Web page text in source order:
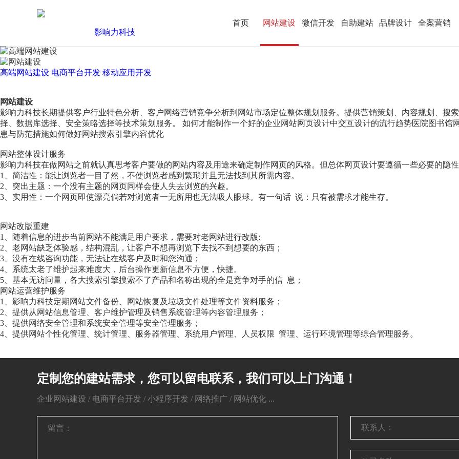
首页 网站建设 微信开发 自助建站 品牌设计 全案营销
高端网站建设 电商平台开发 移动应用开发
网站建设
影响力科技长期提供客户行业特色分析、客户网络营销竞争分析到网站市场定位整体规划服务。提供营销策划、内容规划、搜
择、数据库选择、安全策略选择等技术策划服务。 如何才能制作一个好的企业网站网页设计中交互设计的流行趋势医院图书
患与防范措施如何做好网站搜索引擎内容优化
网站整体设计服务
影响力科技在做网站之前就认真思考客户要做的网站内容及用途来确定制作网页的风格。但总体网页设计要遵循一些必要的隐
1、简洁性：能让浏览者一目了然，不使浏览者感到繁琐并且无法找到其所需内容。
2、突出主题：一个没有主题的网页同样会使人失去浏览的兴趣。
3、实用性：一个网页即使漂亮倘若对浏览者一无所用也无法吸人眼球。有一句话 说：只有被需求才能生存。
网站改版重建
1、随着信息的进步当前网站不能满足用户要求，需要对老网站进行改版;
2、老网站缺乏体验感，结构混乱，让客户不想再浏览下去找不到想要的东西；
3、没有在线咨询功能，无法让在线客户及时和您沟通；
4、系统太老了维护起来难度大，后台操作更新信息不方便，快捷。
5、基本无访问量，各大搜索引擎搜索不了产品和名称出现的全是竞争对手的信 息；
网站运营维护服务
1、影响力科技定期网站文件备份、网站恢复及垃圾文件处理等文件资料服务；
2、提供从网站信息管理、客户维护管理及销售系统管理等内容管理服务；
3、提供网络安全管理和系统安全管理等安全管理服务；
4、提供网站个性化管理、统计管理、服务器管理、系统用户管理、人员权限 管理、运行环境管理等综合管理服务。
定制您的建站需求，您可以留电联系，我们可以上门沟通！
企业网站建设 / 电商平台开发 / 小程序开发 / 网络推广 / 网站优化 ...